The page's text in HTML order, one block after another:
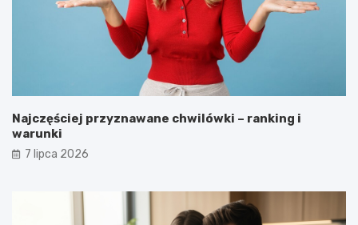
Najczęściej przyznawane chwilówki – ranking i
warunki
7 lipca 2026